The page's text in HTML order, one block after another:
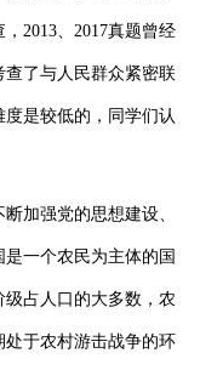
2013、 2017真题曾经
查了与人民群众紧密联
是较低的，同学们认
加强党的思想建设、
一个农民为主体的国
占人口的大多数，农
处于农村游击战争的环